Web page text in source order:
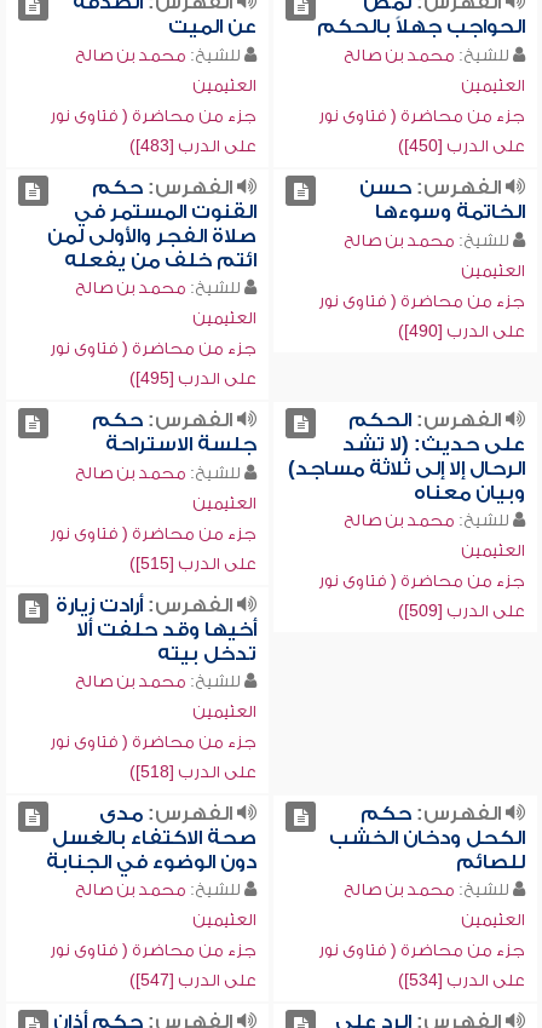
الحواجب جهلاً بالحكم
للشيخ: محمد بن صالح
العثيمين
جزء من محاضرة ( فتاوى نور
على الدرب [450])
عن الميت
للشيخ: محمد بن صالح
العثيمين
جزء من محاضرة ( فتاوى نور
على الدرب [483])
الفهرس:حسن
الخاتمة وسوءها
للشيخ: محمد بن صالح
العثيمين
جزء من محاضرة ( فتاوى نور
على الدرب [490])
الفهرس:حكم
القنوت المستمر في
صلاة الفجر والأولى لمن
ائتم خلف من يفعله
للشيخ: محمد بن صالح
العثيمين
جزء من محاضرة ( فتاوى نور
على الدرب [495])
الفهرس:الحكم
على حديث: (لا تشد
الرحال إلا إلى ثلاثة مساجد)
وبيان معناه
للشيخ: محمد بن صالح
العثيمين
جزء من محاضرة ( فتاوى نور
على الدرب [509])
الفهرس:حكم
جلسة الاستراحة
للشيخ: محمد بن صالح
العثيمين
جزء من محاضرة ( فتاوى نور
على الدرب [515])
الفهرس:أرادت زيارة
أخيها وقد حلفت ألا
تدخل بيته
للشيخ: محمد بن صالح
العثيمين
جزء من محاضرة ( فتاوى نور
على الدرب [518])
الفهرس:حكم
الكحل ودخان الخشب
للصائم
للشيخ: محمد بن صالح
العثيمين
جزء من محاضرة ( فتاوى نور
على الدرب [534])
الفهرس:مدى
صحة الاكتفاء بالغسل
دون الوضوء في الجنابة
للشيخ: محمد بن صالح
العثيمين
جزء من محاضرة ( فتاوى نور
على الدرب [547])
الفهرس:الرد على
الفهرس:حكم أذان